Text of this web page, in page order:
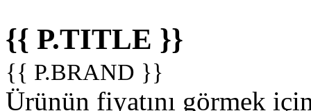
{{ P.TITLE }}
{{ P.BRAND }}
Ürünün fiyatını görmek